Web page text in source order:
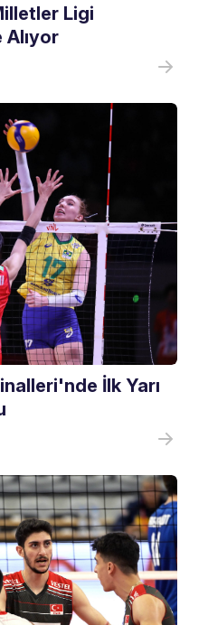
Ligi
İlk Yarı